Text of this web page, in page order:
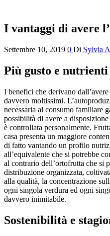
I vantaggi di avere
Settembre 10, 2019 0 Di Sylvia
Più gusto e nutrienti
I benefici che derivano
davvero moltissimi.
necessaria al consumo familiare
possibilità di avere a
è controllata personalmente.
casa presenta un maggiore
di fatto vantando un profilo
all’equivalente che si potrebbe
al contrario dell’ortofrutta che si
distribuzione organizzata,
alla qualità, la concentrazione
ogni singola verdura ed ogni
davvero inimitabile.
Sostenibilità e